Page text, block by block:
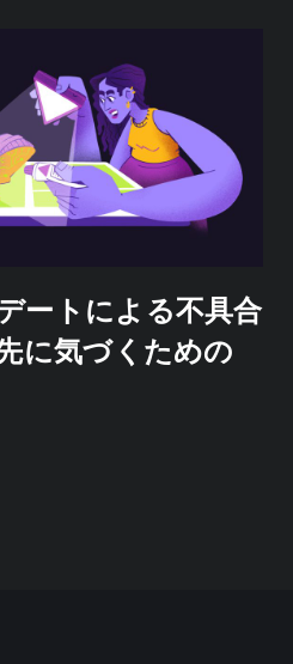
ートによる不具合
に気づくための